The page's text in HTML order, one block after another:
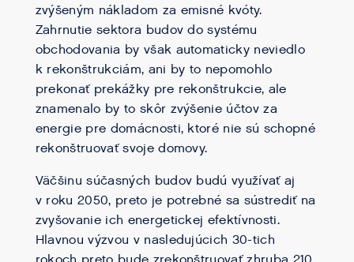
zvýšeným nákladom za emisné kvóty.
Zahrnutie sektora budov do systému
obchodovania by však automaticky neviedlo
k rekonštrukciám, ani by to nepomohlo
prekonať prekážky pre rekonštrukcie, ale
znamenalo by to skôr zvýšenie účtov za
energie pre domácnosti, ktoré nie sú schopné
rekonštruovať svoje domovy.
Väčšinu súčasných budov budú využívať aj
v roku 2050, preto je potrebné sa sústrediť na
zvyšovanie ich energetickej efektívnosti.
Hlavnou výzvou v nasledujúcich 30-tich